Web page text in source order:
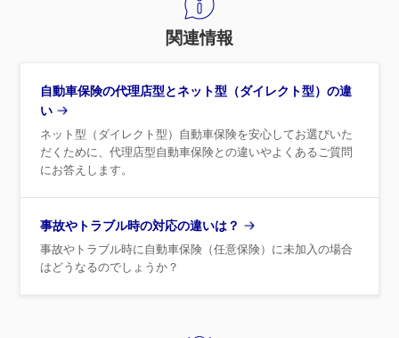
関連情報
自動車保険の代理店型とネット型（ダイレクト型）の違
い
ネット型（ダイレクト型）自動車保険を安心してお選びいた
だくために、代理店型自動車保険との違いやよくあるご質問
にお答えします。
事故やトラブル時の対応の違いは？
事故やトラブル時に自動車保険（任意保険）に未加入の場合
はどうなるのでしょうか？